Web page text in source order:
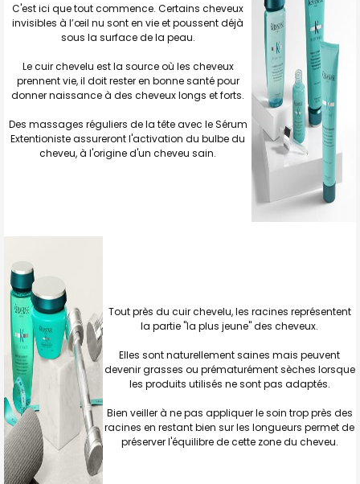
C'est ici que tout commence. Certains cheveux
invisibles à l’œil nu sont en vie et poussent déjà
sous la surface de la peau.
Le cuir chevelu est la source où les cheveux
prennent vie, il doit rester en bonne santé pour
donner naissance à des cheveux longs et forts.
Des massages réguliers de la tête avec le Sérum
Extentioniste assureront l'activation du bulbe du
cheveu, à l'origine d'un cheveu sain.
Tout près du cuir chevelu, les racines représentent
la partie "la plus jeune" des cheveux.
Elles sont naturellement saines mais peuvent
devenir grasses ou prématurément sèches lorsque
les produits utilisés ne sont pas adaptés.
Bien veiller à ne pas appliquer le soin trop près des
racines en restant bien sur les longueurs permet de
préserver l'équilibre de cette zone du cheveu.